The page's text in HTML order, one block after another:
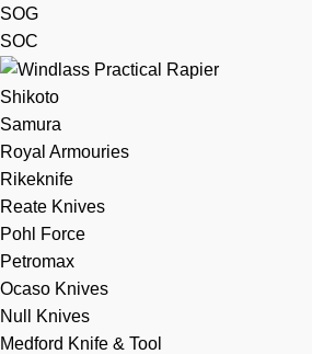
SOG
SOC
Shikoto
Samura
Royal Armouries
Rikeknife
Reate Knives
Pohl Force
Petromax
Ocaso Knives
Null Knives
Medford Knife & Tool